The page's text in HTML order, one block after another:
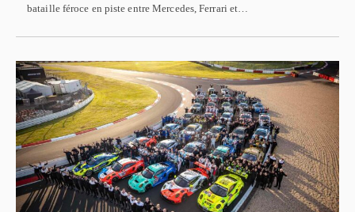
bataille féroce en piste entre Mercedes, Ferrari et…